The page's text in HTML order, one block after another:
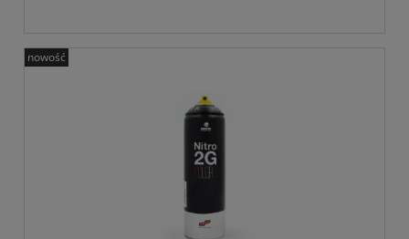
nowość